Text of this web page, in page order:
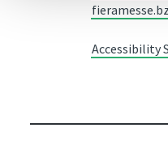
Accessibility